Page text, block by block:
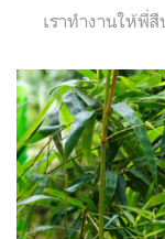
Categories:
เราทำงานให้พี่สื